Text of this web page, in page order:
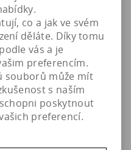
co a jak ve svém
děláte. Díky tomu
vás a je
preferencím.
souborů může mít
s naším
poskytnout
preferencí.